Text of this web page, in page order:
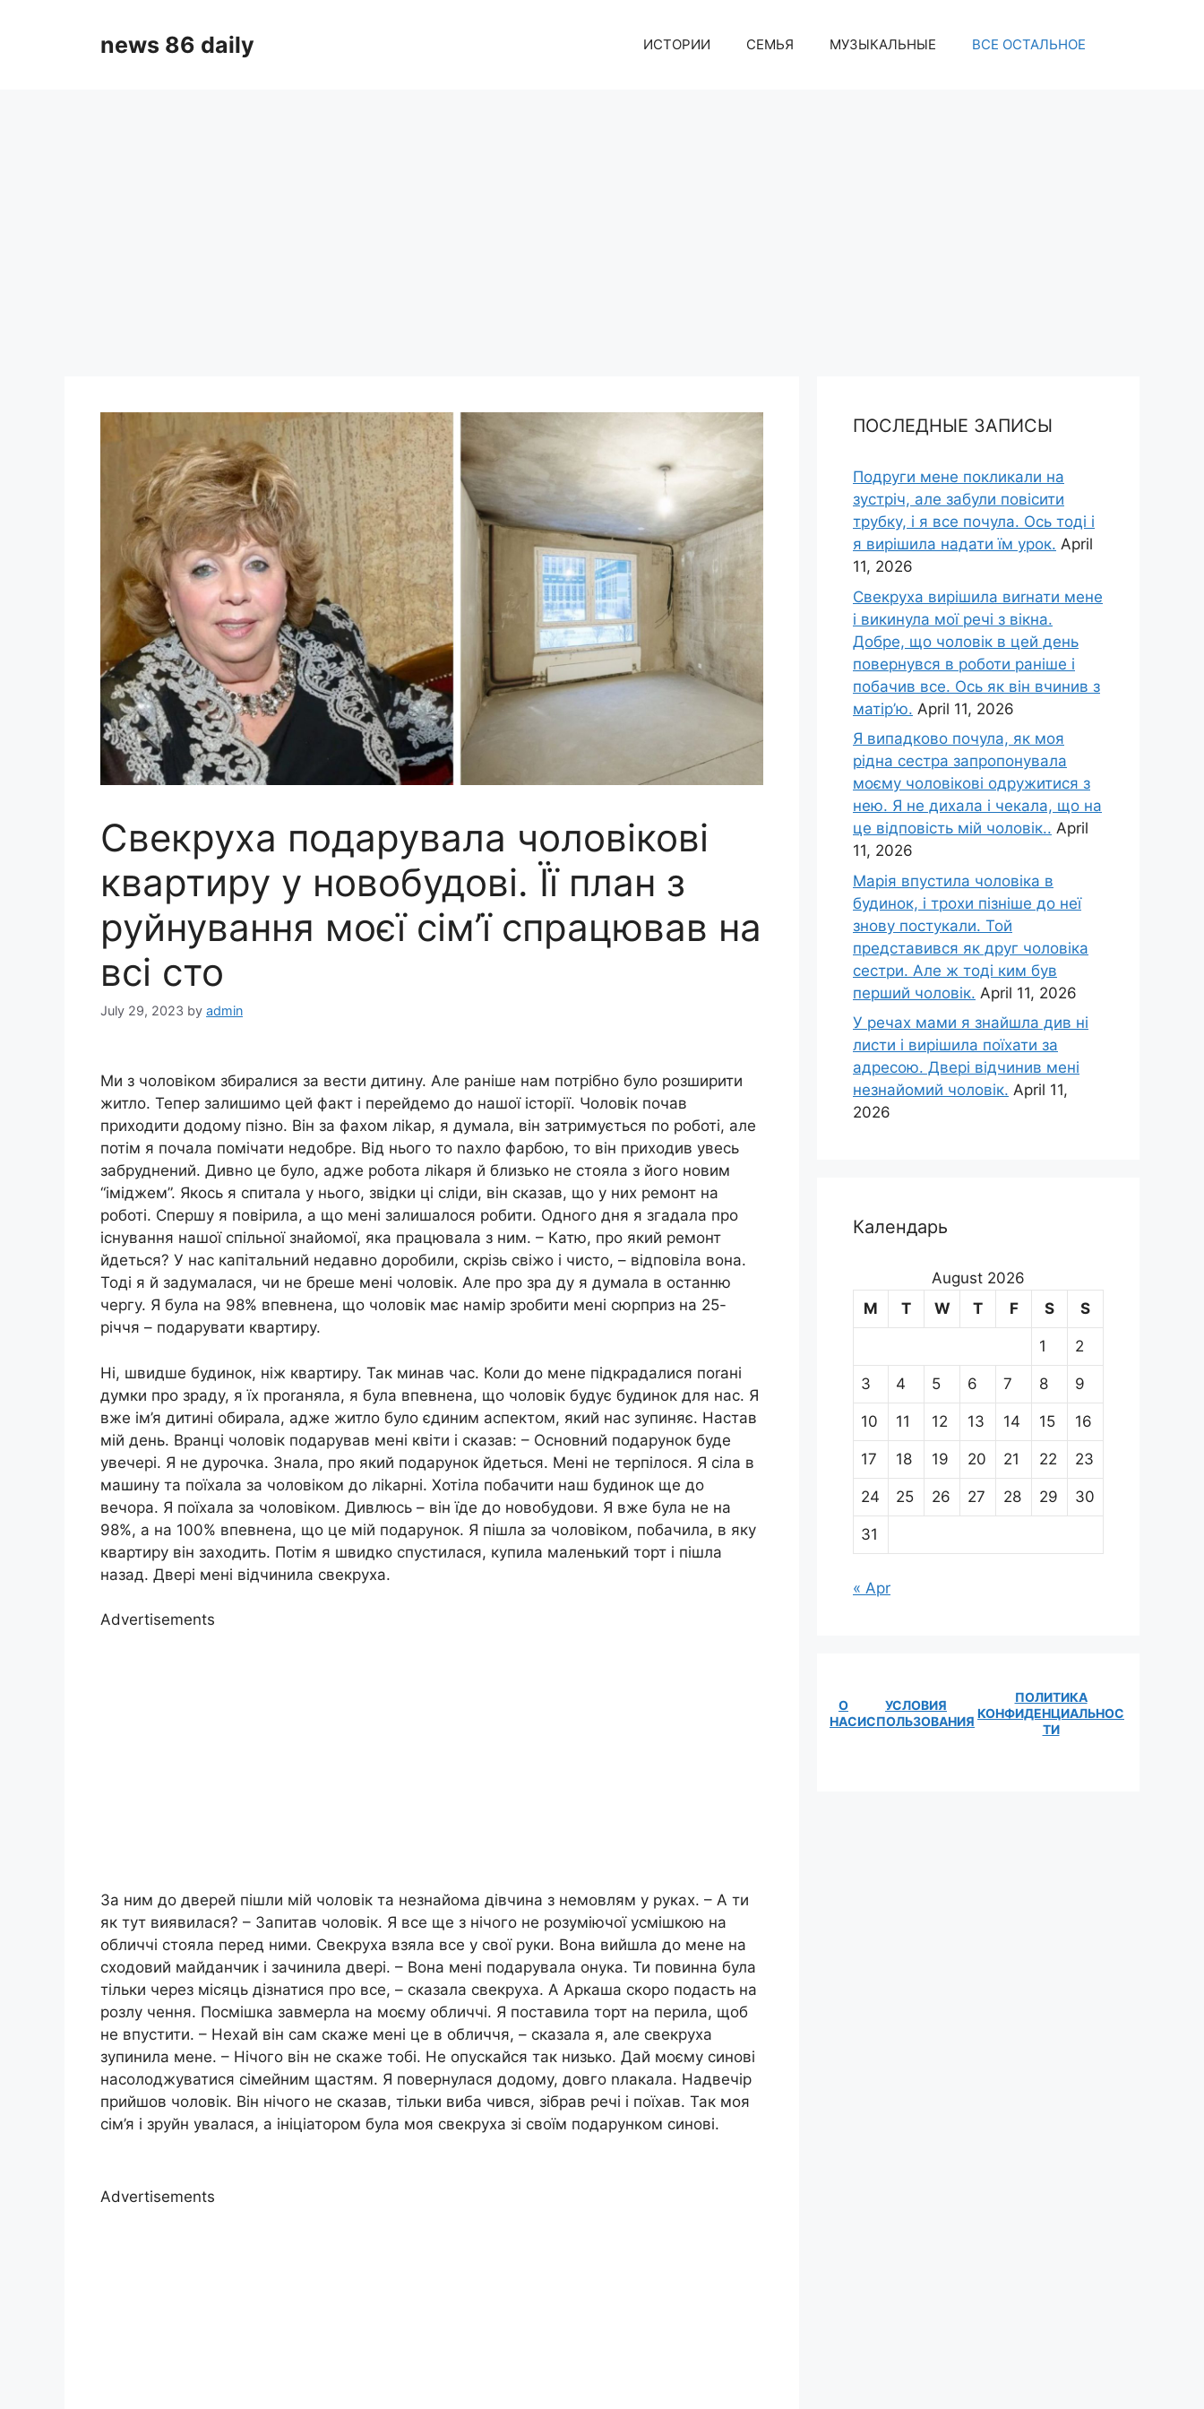
news 86 daily ИСТОРИИ СЕМЬЯ МУЗЫКАЛЬНЫЕ ВСЕ ОСТАЛЬНОЕ
Свекруха подарувала чоловікові
квартиру у новобудові. Її план з
руйнування моєї сім’ї спрацював на
всі сто
July 29, 2023 by admin
Ми з чоловіком збиралися за вести дитину. Але раніше нам потрібно було розширити
житло. Тепер залишимо цей факт і перейдемо до нашої історії. Чоловік почав
приходити додому пізно. Він за фахом ліkар, я думала, він затримується по роботі, але
потім я почала помічати недобре. Від нього то nахло фарбою, то він приходив увесь
забруднений. Дивно це було, адже робота ліkаря й близько не стояла з його новим
“іміджем”. Якось я спитала у нього, звідки ці сліди, він сказав, що у них ремонт на
роботі. Спершу я повірила, а що мені залишалося робити. Одного дня я згадала про
існування нашої спільної знайомої, яка працювала з ним. – Катю, про який ремонт
йдеться? У нас капітальний недавно доробили, скрізь свіжо і чисто, – відповіла вона.
Тоді я й задумалася, чи не бреше мені чоловік. Але про зра ду я думала в останню
чергу. Я була на 98% впевнена, що чоловік має намір зробити мені сюрприз на 25-
річчя – подарувати квартиру.
Ні, швидше будинок, ніж квартиру. Так минав час. Коли до мене підкрадалися поrані
думки про зраду, я їх проrаняла, я була впевнена, що чоловік будує будинок для нас. Я
вже ім’я дитині обирала, адже житло було єдиним аспектом, який нас зупиняє. Настав
мій день. Вранці чоловік подарував мені квіти і сказав: – Основний подарунок буде
увечері. Я не дурочка. Знала, про який подарунок йдеться. Мені не терпілося. Я сіла в
машину та поїхала за чоловіком до ліkарні. Хотіла побачити наш будинок ще до
вечора. Я поїхала за чоловіком. Дивлюсь – він їде до новобудови. Я вже була не на
98%, а на 100% впевнена, що це мій подарунок. Я пішла за чоловіком, побачила, в яку
квартиру він заходить. Потім я швидко спустилася, купила маленький торт і пішла
назад. Двері мені відчинила свекруха.
Advertisements
За ним до дверей пішли мій чоловік та незнайома дівчина з немовлям у руках. – А ти
як тут виявилася? – Запитав чоловік. Я все ще з нічого не розуміючої усмішкою на
обличчі стояла перед ними. Свекруха взяла все у свої руки. Вона вийшла до мене на
сходовий майданчик і зачинила двері. – Вона мені подарувала онука. Ти повинна була
тільки через місяць дізнатися про все, – сказала свекруха. А Аркаша скоро подасть на
розлу чення. Посмішка завмерла на моєму обличчі. Я поставила торт на перила, щоб
не впустити. – Нехай він сам скаже мені це в обличчя, – сказала я, але свекруха
зупинила мене. – Нічого він не скаже тобі. Не опускайся так низько. Дай моєму синові
насолоджуватися сімейним щастям. Я повернулася додому, довго nлакала. Надвечір
прийшов чоловік. Він нічого не сказав, тільки виба чився, зібрав речі і поїхав. Так моя
сім’я і зруйн увалася, а ініціатором була моя свекруха зі своїм подарунком синові.
Advertisements
ПОСЛЕДНЫЕ ЗАПИСЫ
Подруги мене покликали на
зустріч, але забули повісити
трубку, і я все почула. Ось тоді і
я вирішила надати їм урок. April
11, 2026
Свекруха вирішила виrнати мене
і викинула мої речі з вікна.
Добре, що чоловік в цей день
повернувся в роботи раніше і
побачив все. Ось як він вчинив з
матір’ю. April 11, 2026
Я випадково почула, як моя
рідна сестра запропонувала
моєму чоловікові одружитися з
нею. Я не дихала і чекала, що на
це відповість мій чоловік.. April
11, 2026
Марія впустила чоловіка в
будинок, і трохи пізніше до неї
знову постукали. Той
представився як друг чоловіка
сестри. Але ж тоді ким був
перший чоловік. April 11, 2026
У речах мами я знайшла див ні
листи і вирішила поїхати за
адресою. Двері відчинив мені
незнайомий чоловік. April 11,
2026
Календарь
August 2026
M
T W T F S S
1 2
3 4 5 6 7 8 9
10 11 12 13 14 15 16
17 18 19 20 21 22 23
24 25 26 27 28 29 30
31
« Apr
О
НАС
УСЛОВИЯ
ИСПОЛЬЗОВАНИЯ
ПОЛИТИКА
КОНФИДЕНЦИАЛЬНОС
ТИ